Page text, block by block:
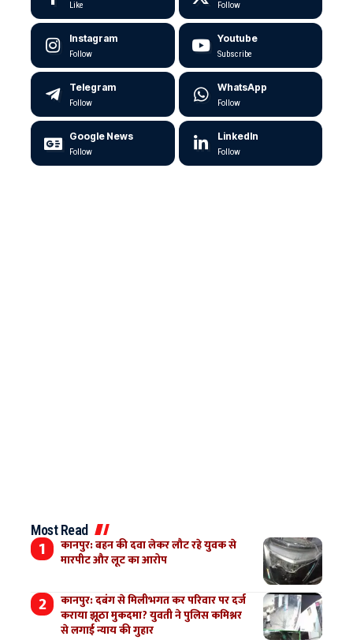
Like Follow
Instagram
Follow
Youtube
Subscribe
Telegram
Follow
WhatsApp
Follow
Google News
Follow
LinkedIn
Follow
Most Read
कानपुर: बहन की दवा लेकर लौट रहे युवक से
मारपीट और लूट का आरोप
कानपुर: दबंग से मिलीभगत कर परिवार पर दर्ज
कराया झूठा मुकदमा? युवती ने पुलिस कमिश्नर
से लगाई न्याय की गुहार